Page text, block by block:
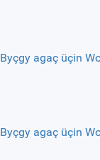
Byçgy agaç üçin
Byçgy agaç üçin